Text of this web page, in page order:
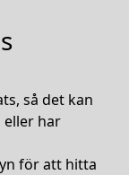
så det kan
eller har
för att hitta